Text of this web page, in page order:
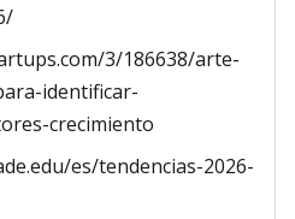
3/186638/arte-
identificar-
crecimiento
es/tendencias-2026-